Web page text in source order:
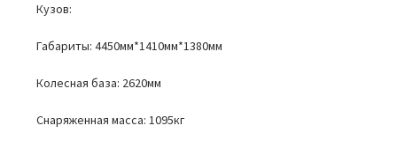
Кузов:
Габариты: 4450мм*1410мм*1380мм
Колесная база: 2620мм
Снаряженная масса: 1095кг